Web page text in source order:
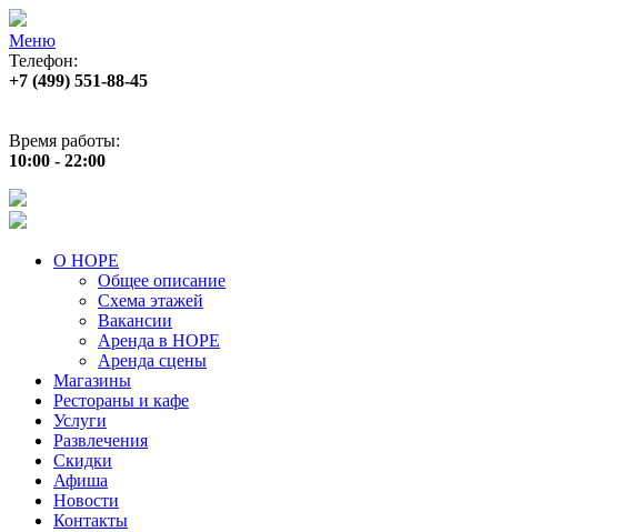
Меню
Телефон:
+7 (499) 551‑88‑45
Время работы:
10:00 - 22:00
О НОРЕ
Общее описание
Схема этажей
Вакансии
Аренда в НОРЕ
Аренда сцены
Магазины
Рестораны и кафе
Услуги
Развлечения
Скидки
Афиша
Новости
Контакты